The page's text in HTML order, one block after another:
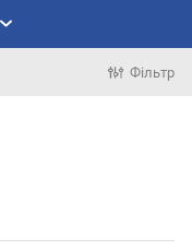
Фільтр